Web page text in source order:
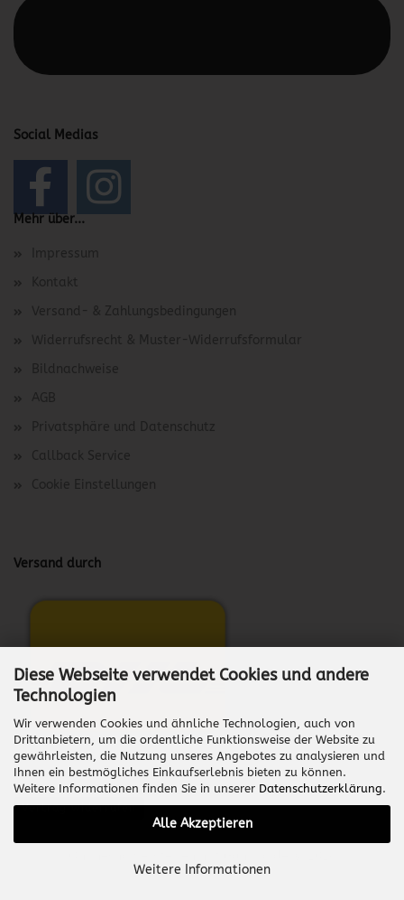
Diese Webseite verwendet Cookies und andere
Technologien
Wir verwenden Cookies und ähnliche Technologien, auch von
Drittanbietern, um die ordentliche Funktionsweise der Website zu
gewährleisten, die Nutzung unseres Angebotes zu analysieren und
Ihnen ein bestmögliches Einkaufserlebnis bieten zu können.
Weitere Informationen finden Sie in unserer Datenschutzerklärung.
Alle Akzeptieren
Weitere Informationen
Social Medias
Mehr über...
Impressum
Kontakt
Versand- & Zahlungsbedingungen
Widerrufsrecht & Muster-Widerrufsformular
Bildnachweise
AGB
Privatsphäre und Datenschutz
Callback Service
Cookie Einstellungen
Versand durch
Vertrag widerrufen